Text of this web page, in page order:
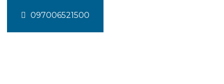
097006521500